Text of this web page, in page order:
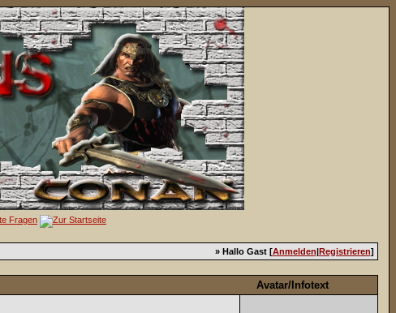
» Hallo Gast [Anmelden|Registrieren]
Avatar/Infotext